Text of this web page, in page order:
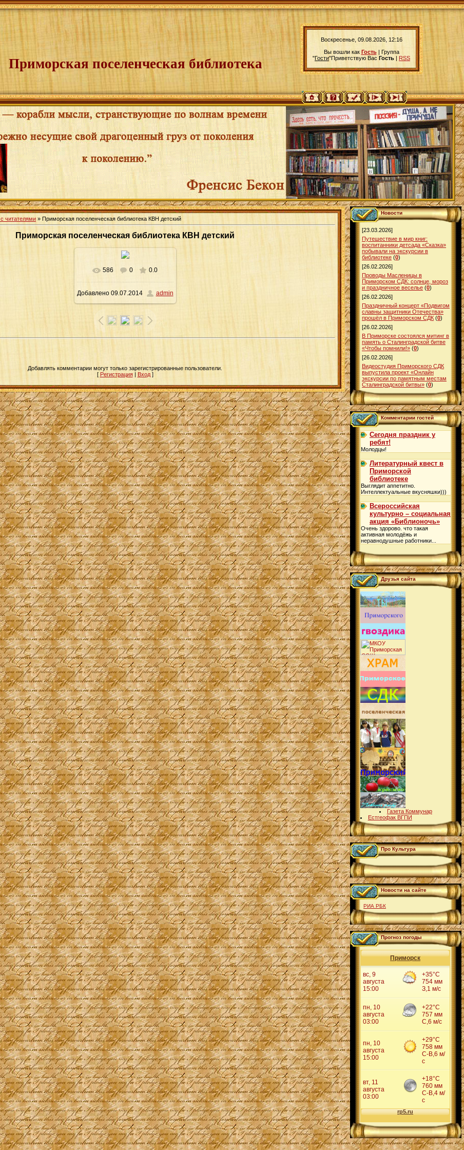
Воскресенье, 09.08.2026, 12:16
Вы вошли как Гость| Группа
"Гости"Приветствую Вас Гость | RSS
Приморская поселенческая библиотека
читателями » Приморская поселенческая библиотека КВН детский
Приморская поселенческая библиотека КВН детский
В реальном размере
900x647 / 148.6Kb
586 0 0.0
Добавлено09.07.2014 admin
Добавлять комментарии могут только зарегистрированные пользователи.
[ Регистрация| Вход]
Новости
[23.03.2026]
Путешествие в мир книг:
воспитанники детсада «Сказка»
побывали на экскурсии в
библиотеке (0)
[26.02.2026]
Проводы Масленицы в
Приморском СДК: солнце, мороз
и праздничное веселье (0)
[26.02.2026]
Праздничный концерт «Подвигом
славны защитники Отечества»
прошёл в Приморском СДК (0)
[26.02.2026]
В Приморске состоялся митинг в
память о Сталинградской битве
«Чтобы помнили!» (0)
[26.02.2026]
Видеостудия Приморского СДК
выпустила проект «Онлайн
экскурсии по памятным местам
Сталинградской битвы» (0)
Комментарии гостей
Сегодня праздник у
ребят!
Молодцы!
Литературный квест в
Приморской
библиотеке
Выглядит аппетитно.
Интеллектуальные вкусняшки)))
Всероссийская
культурно – социальная
акция «Библионочь»
Очень здорово. что такая
активная молодёжь и
неравнодушные работники...
Друзья сайта
Газета Коммунар
Естгеофак ВГПИ
Про Культура
Новости на сайте
РИА РБК
Прогноз погоды
Приморск